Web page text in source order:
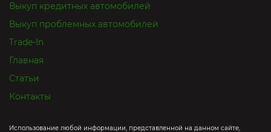
Выкуп кредитных автомобилей
Выкуп проблемных автомобилей
Trade-In
Главная
Статьи
Контакты
Использование любой информации, представленной на данном сайте,